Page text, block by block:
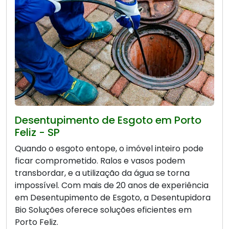
Desentupimento de Esgoto em Porto
Feliz - SP
Quando o esgoto entope, o imóvel inteiro pode
ficar comprometido. Ralos e vasos podem
transbordar, e a utilização da água se torna
impossível. Com mais de 20 anos de experiência
em Desentupimento de Esgoto, a Desentupidora
Bio Soluções oferece soluções eficientes em
Porto Feliz.